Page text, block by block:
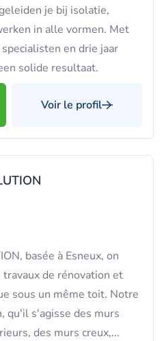
je bij isolatie,
in alle vormen. Met
en drie jaar
solide resultaat.
Voir le profil
basée à Esneux, on
de rénovation et
sous un même toit. Notre
qu'il s'agisse des murs
des murs creux,...